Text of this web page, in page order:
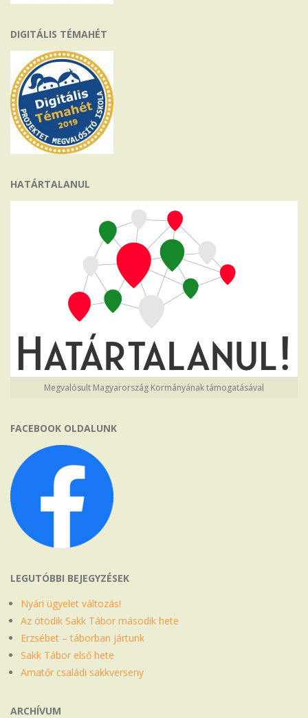
DIGITÁLIS TÉMAHÉT
HATÁRTALANUL
Megvalósult Magyarország Kormányának támogatásával
FACEBOOK OLDALUNK
LEGUTÓBBI BEJEGYZÉSEK
Nyári ügyelet változás!
Az ötödik Sakk Tábor második hete
Erzsébet – táborban jártunk
Sakk Tábor első hete
Amatőr családi sakkverseny
ARCHÍVUM